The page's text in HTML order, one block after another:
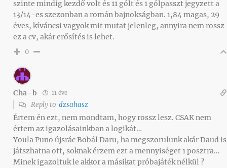
szinte mindig kezdő volt és 11 gólt és 1 gólpasszt jegyzett a
13/14-es szezonban a román bajnokságban. 1,84 magas, 29
éves, kíváncsi vagyok mit mutat jelenleg, annyira nem rossz
ez a cv, akár erősítés is lehet.
0
Cha-b 11 éve
Reply to dzsahasz
Értem én ezt, nem mondtam, hogy rossz lesz. CSAK nem
értem az igazolásainkban a logikát…
Youla Puno újsrác Bobál Daru, ha megszorulunk akár Daud is
játszhatna ott, soknak érzem ezt a mennyiséget 1 posztra…
Minek igazoltuk le akkor a másikat próbajáték nélkül ?